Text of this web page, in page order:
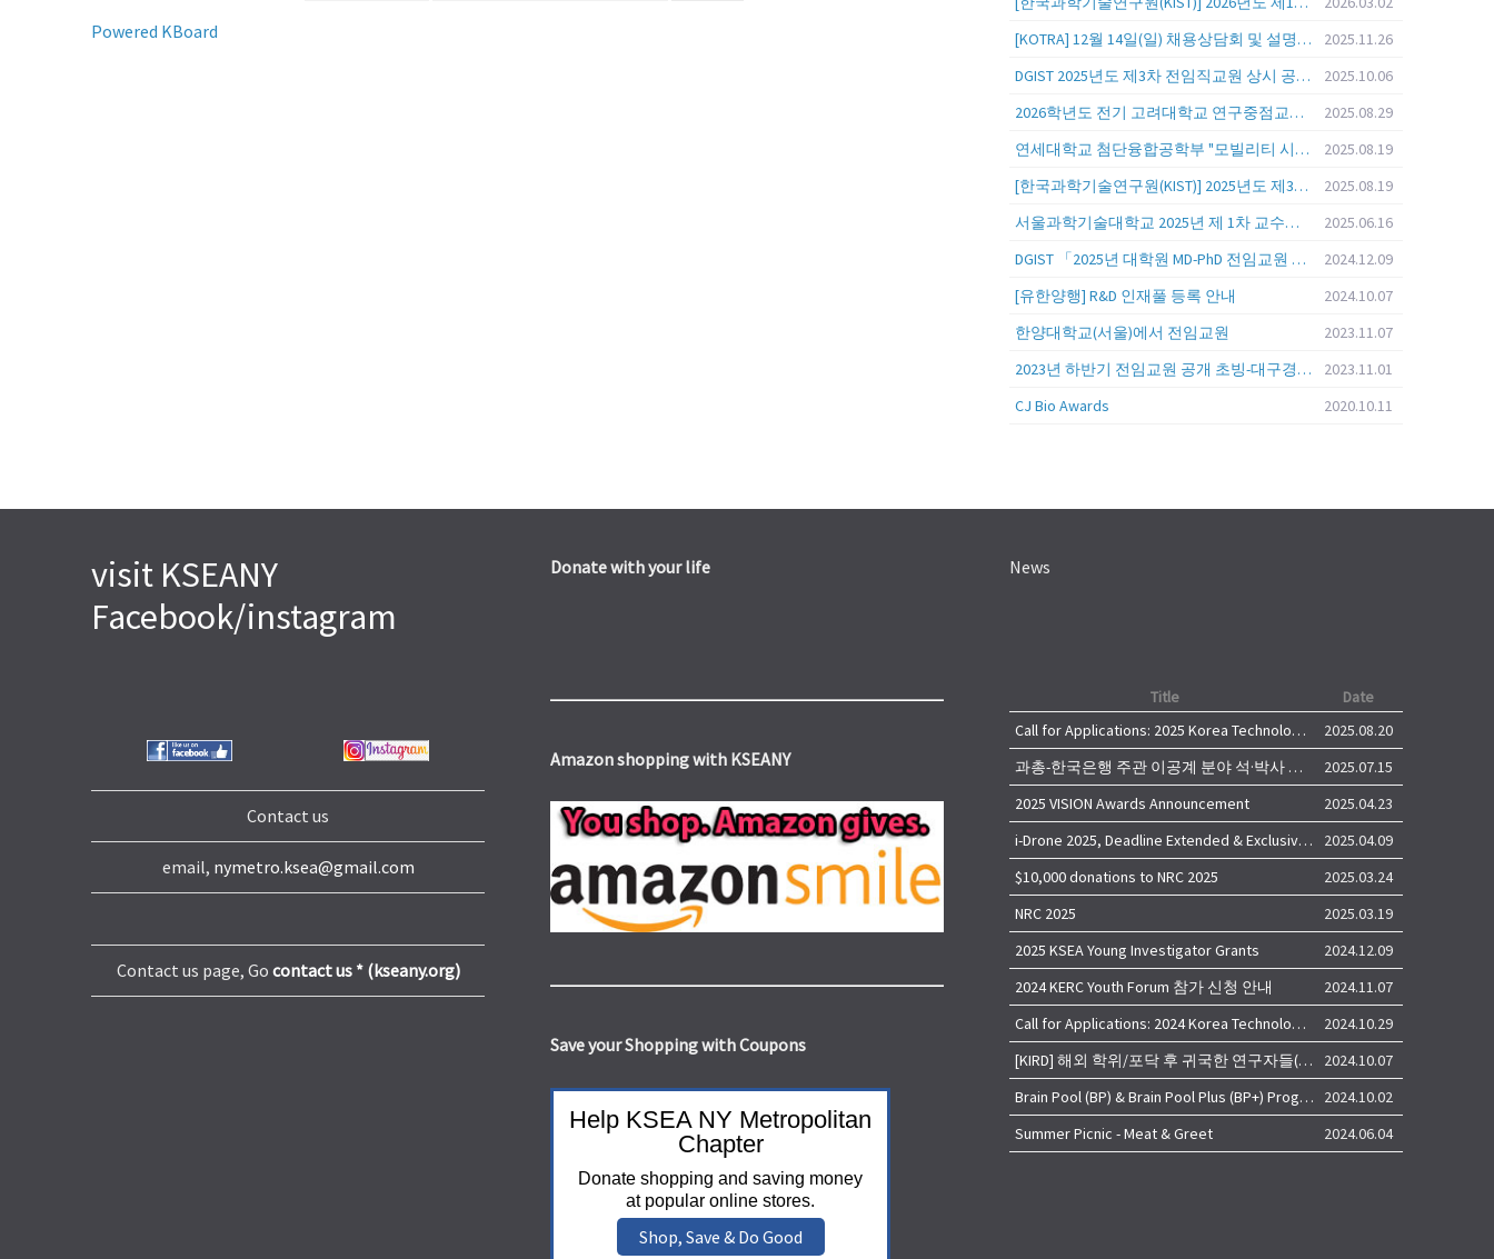
Powered KBoard
[KOTRA] 12월 14일(일) 채용상담회 및 설명회를 안내
2025.11.26
DGIST 2025년도 제3차 전임직교원 상시 공개초빙 공고
2025.10.06
2026학년도 전기 고려대학교 연구중점교수 초빙 공고
2025.08.29
연세대학교 첨단융합공학부 "모빌리티 시스템 전 분야" 전임교원 특별채용 (2026년 9월 1일자 임용 예정)
2025.08.19
[한국과학기술연구원(KIST)] 2025년도 제3차 연구부문 공개채용 안내
2025.08.19
서울과학기술대학교 2025년 제 1차 교수초빙 (교육공무원 일반공개채용) 공고
2025.06.16
DGIST 「2025년 대학원 MD-PhD 전임교원 공개초빙」
2024.12.09
[유한양행] R&D 인재풀 등록 안내
2024.10.07
한양대학교(서울)에서 전임교원
2023.11.07
2023년 하반기 전임교원 공개 초빙-대구경북과학기술원 (DGIST)
2023.11.01
CJ Bio Awards
2020.10.11
visit KSEANY
Facebook/instagram
Contact us
email, nymetro.ksea@gmail.com
Contact us page, Go contact us * (kseany.org)
Donate with your life
Amazon shopping with KSEANY
Save your Shopping with Coupons
Help KSEA NY Metropolitan
Chapter
Donate shopping and saving money
at popular online stores.
Shop, Save & Do Good
News
Title
Date
Call for Applications: 2025 Korea Technology Advisory Group (K-TAG)
2025.08.20
과총-한국은행 주관 이공계 분야 석·박사 학위자 대상 서베이
2025.07.15
2025 VISION Awards Announcement
2025.04.23
i-Drone 2025, Deadline Extended & Exclusive Opportunity to Travel to Korea!
2025.04.09
$10,000 donations to NRC 2025
2025.03.24
NRC 2025
2025.03.19
2025 KSEA Young Investigator Grants
2024.12.09
2024 KERC Youth Forum 참가 신청 안내
2024.11.07
Call for Applications: 2024 Korea Technology Advisory Group (K-TAG)
2024.10.29
[KIRD] 해외 학위/포닥 후 귀국한 연구자들(학교, 출연(연), 기업)의 경력개발 경험 공유 줌 세미나 안내
2024.10.07
Brain Pool (BP) & Brain Pool Plus (BP+) Programs
2024.10.02
Summer Picnic - Meat & Greet
2024.06.04